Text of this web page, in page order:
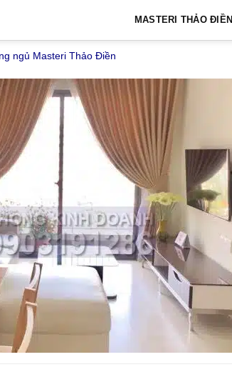
MASTERI THẢO ĐIỀN
ngủ Masteri Thảo Điền